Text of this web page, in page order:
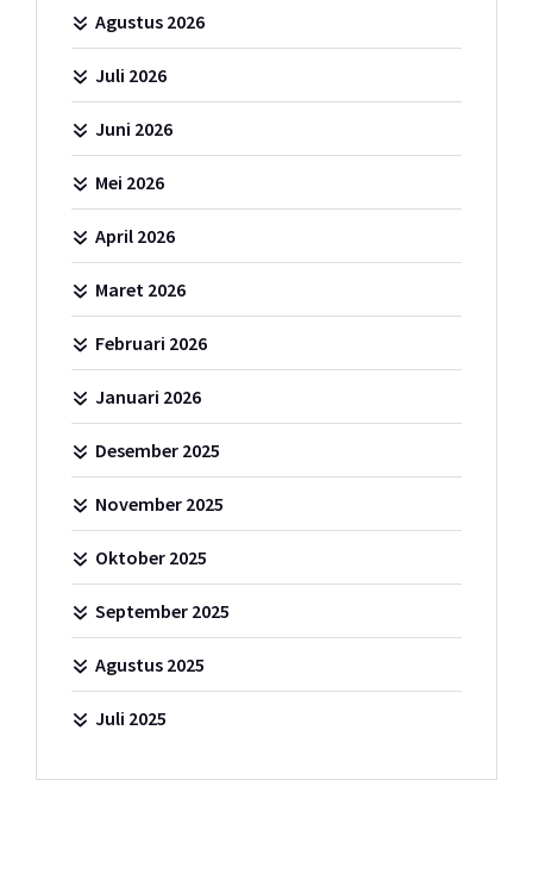
Agustus 2026
Juli 2026
Juni 2026
Mei 2026
April 2026
Maret 2026
Februari 2026
Januari 2026
Desember 2025
November 2025
Oktober 2025
September 2025
Agustus 2025
Juli 2025